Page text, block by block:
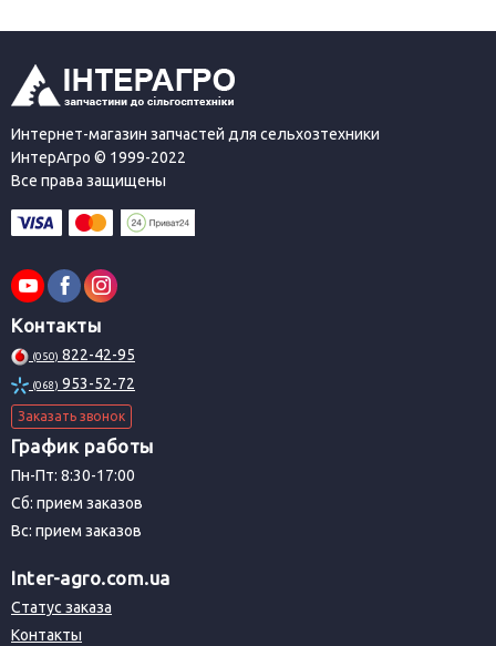
Интернет-магазин запчастей для сельхозтехники
ИнтерАгро © 1999-2022
Все права защищены
Контакты
(050) 822-42-95
(068) 953-52-72
Заказать звонок
График работы
Пн-Пт: 8:30-17:00
Сб: прием заказов
Вс: прием заказов
Inter-agro.com.ua
Статус заказа
Контакты